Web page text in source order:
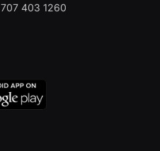
403 1260